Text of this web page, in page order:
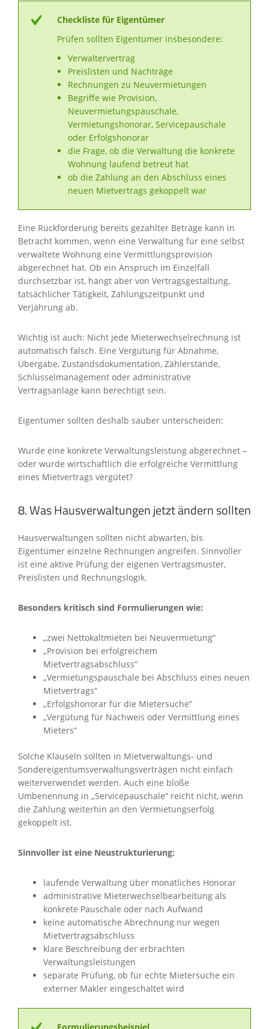
Checkliste für Eigentümer
Prüfen sollten Eigentümer insbesondere:
Verwaltervertrag
Preislisten und Nachträge
Rechnungen zu Neuvermietungen
Begriffe wie Provision,
Neuvermietungspauschale,
Vermietungshonorar, Servicepauschale
oder Erfolgshonorar
die Frage, ob die Verwaltung die konkrete
Wohnung laufend betreut hat
ob die Zahlung an den Abschluss eines
neuen Mietvertrags gekoppelt war
Eine Rückforderung bereits gezahlter Beträge kann in
Betracht kommen, wenn eine Verwaltung für eine selbst
verwaltete Wohnung eine Vermittlungsprovision
abgerechnet hat. Ob ein Anspruch im Einzelfall
durchsetzbar ist, hängt aber von Vertragsgestaltung,
tatsächlicher Tätigkeit, Zahlungszeitpunkt und
Verjährung ab.
Wichtig ist auch: Nicht jede Mieterwechselrechnung ist
automatisch falsch. Eine Vergütung für Abnahme,
Übergabe, Zustandsdokumentation, Zählerstände,
Schlüsselmanagement oder administrative
Vertragsanlage kann berechtigt sein.
Eigentümer sollten deshalb sauber unterscheiden:
Wurde eine konkrete Verwaltungsleistung abgerechnet –
oder wurde wirtschaftlich die erfolgreiche Vermittlung
eines Mietvertrags vergütet?
8. Was Hausverwaltungen jetzt ändern sollten
Hausverwaltungen sollten nicht abwarten, bis
Eigentümer einzelne Rechnungen angreifen. Sinnvoller
ist eine aktive Prüfung der eigenen Vertragsmuster,
Preislisten und Rechnungslogik.
Besonders kritisch sind Formulierungen wie:
„zwei Nettokaltmieten bei Neuvermietung“
„Provision bei erfolgreichem
Mietvertragsabschluss“
„Vermietungspauschale bei Abschluss eines neuen
Mietvertrags“
„Erfolgshonorar für die Mietersuche“
„Vergütung für Nachweis oder Vermittlung eines
Mieters“
Solche Klauseln sollten in Mietverwaltungs- und
Sondereigentumsverwaltungsverträgen nicht einfach
weiterverwendet werden. Auch eine bloße
Umbenennung in „Servicepauschale“ reicht nicht, wenn
die Zahlung weiterhin an den Vermietungserfolg
gekoppelt ist.
Sinnvoller ist eine Neustrukturierung:
laufende Verwaltung über monatliches Honorar
administrative Mieterwechselbearbeitung als
konkrete Pauschale oder nach Aufwand
keine automatische Abrechnung nur wegen
Mietvertragsabschluss
klare Beschreibung der erbrachten
Verwaltungsleistungen
separate Prüfung, ob für echte Mietersuche ein
externer Makler eingeschaltet wird